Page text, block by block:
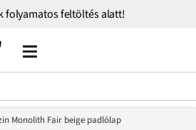
folyamatos feltöltés alatt!
Monolith Fair beige padlólap